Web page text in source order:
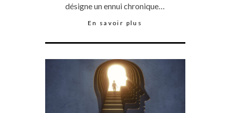
désigne un ennui chronique…
En savoir plus